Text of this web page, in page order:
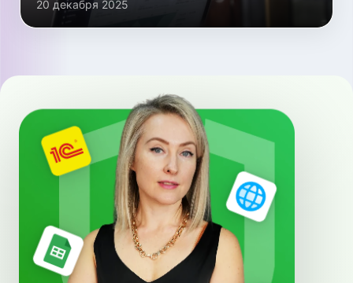
20 декабря 2025